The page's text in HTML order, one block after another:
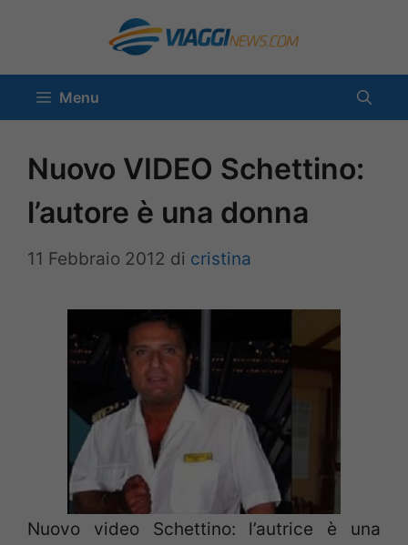
contenuto
Menu
Nuovo VIDEO Schettino:
l’autore è una donna
11 Febbraio 2012 di cristina
Nuovo video Schettino: l’autrice è una